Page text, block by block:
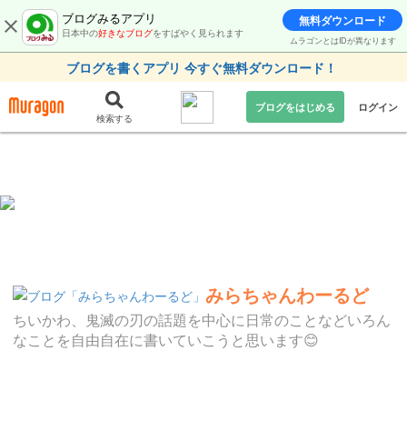
ブログみるアプリ
日本中の好きなブログをすばやく見られます
無料ダウンロード
ムラゴンとはIDが異なります
ブログを書くアプリ 今すぐ無料ダウンロード！
検索する
ブログをはじめる ログイン
みらちゃんわーるど
ちいかわ、鬼滅の刃の話題を中心に日常のことなどいろん
なことを自由自在に書いていこうと思います😊